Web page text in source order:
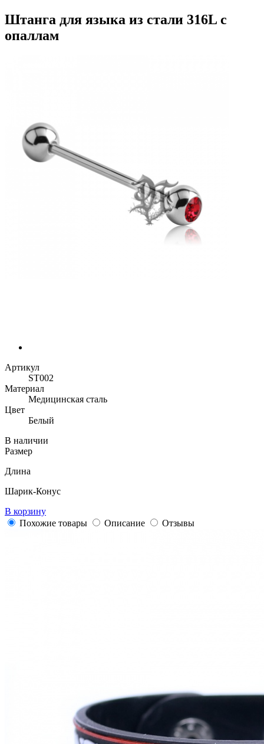
Штанга для языка из стали 316L с
опаллам
Артикул
ST002
Материал
Медицинская сталь
Цвет
Белый
В наличии
Размер
Длина
Шарик-Конус
В корзину
Похожие товары
Описание Отзывы